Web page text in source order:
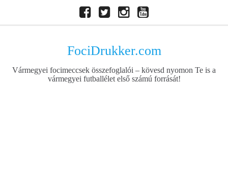
Facebook
TwitterInstagramYoutube
FociDrukker.com
Vármegyei focimeccsek összefoglalói – kövesd nyomon Te is a
vármegyei futballélet első számú forrását!